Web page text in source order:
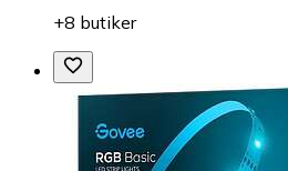
+8 butiker